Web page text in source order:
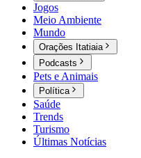
Jogos
Meio Ambiente
Mundo
Orações Itatiaia
Podcasts
Pets e Animais
Política
Saúde
Trends
Turismo
Últimas Notícias